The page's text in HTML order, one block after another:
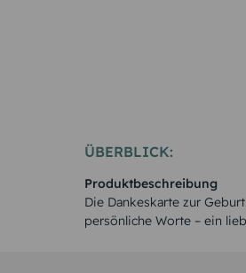
ÜBERBLICK:
Produktbeschreibung
Die Dankeskarte zur
persönliche Worte – ein